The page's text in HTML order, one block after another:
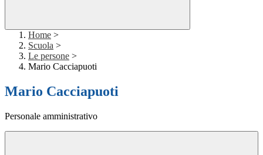
Home >
Scuola >
Le persone >
Mario Cacciapuoti
Mario Cacciapuoti
Personale amministrativo